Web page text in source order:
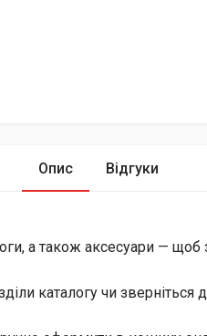
Опис Відгуки
а також аксесуари — щоб
каталогу чи